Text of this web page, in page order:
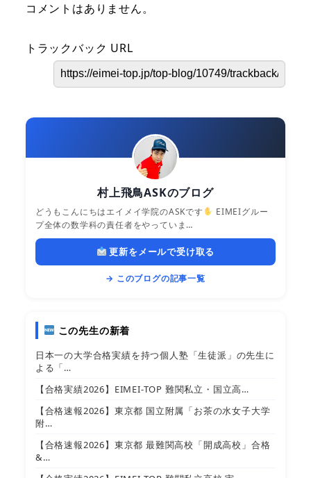
コメントはありません。
トラックバック URL
村上飛鳥ASKのブログ
どうもこんにちはエイメイ学院のASKです
EIMEIグルー
プ全体の数学科の責任者をやっていま…
更新をメールで受け取る
→ このブログの記事一覧
この先生の新着
日本一の大学合格実績を持つ個人塾「生徒派」の先生に
よる「…
【合格実績2026】EIMEI-TOP 難関私立・国立高…
【合格速報2026】東京都 国立附属「お茶の水女子大学
附…
【合格速報2026】東京都 最難関高校「開成高校」合格
&…